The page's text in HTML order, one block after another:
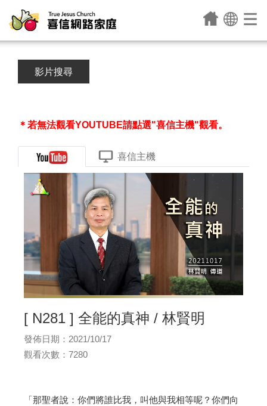
影片搜尋
＊若無法觀看YOUTUBE請點選"喜信主機"觀看。
喜信主機
[ N281 ] 全能的真神 / 林賢明
發佈日期：2021/10/17
觀看次數：7280
「那聖者說：你們將誰比我，叫他與我相等呢？你們向